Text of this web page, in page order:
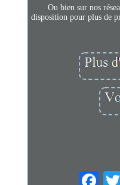
Ou bien sur nos
disposition pour plus de